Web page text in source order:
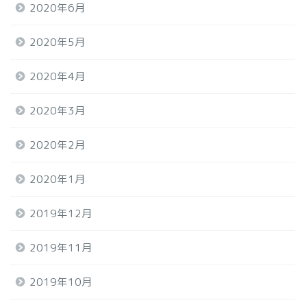
2020年6月
2020年5月
2020年4月
2020年3月
2020年2月
2020年1月
2019年12月
2019年11月
2019年10月